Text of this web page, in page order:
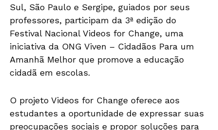
Sul, São Paulo e Sergipe, guiados por seus
professores, participam da 3ª edição do
Festival Nacional Videos for Change, uma
iniciativa da ONG Viven – Cidadãos Para um
Amanhã Melhor que promove a educação
cidadã em escolas.
O projeto Videos for Change oferece aos
estudantes a oportunidade de expressar suas
preocupações sociais e propor soluções para